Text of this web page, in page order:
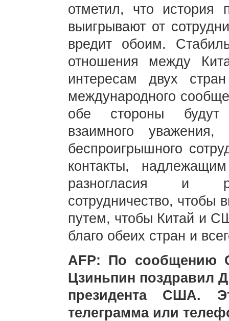
отметил, что
выигрывают от
вредит обоим.
отношения между
интересам двух
международного
обе стороны будут
взаимного
беспроигрышного
контакты,
разногласия и
сотрудничество, чтобы
путем, чтобы Китай и
благо обеих стран и
AFP: По сообщению
Цзиньпин поздравил
президента США.
телеграмма или